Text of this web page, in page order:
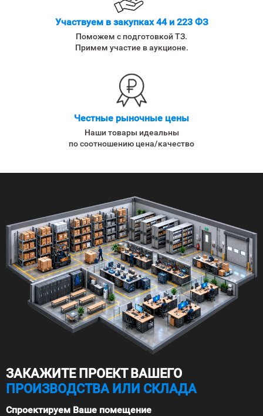
Участвуем в закупках 44 и 223 ФЗ
Поможем с подготовкой ТЗ.
Примем участие в аукционе.
Честные рыночные цены
Наши товары идеальны
по соотношению цена/качество
ЗАКАЖИТЕ ПРОЕКТ ВАШЕГО
ПРОИЗВОДСТВА ИЛИ СКЛАДА
Спроектируем Ваше помещение